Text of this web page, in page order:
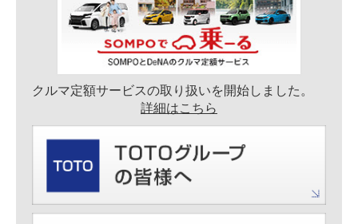
クルマ定額サービスの取り扱いを開始しました。
詳細はこちら